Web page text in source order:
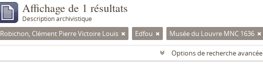
Affichage de 1 résultats
Description archivistique
Robichon, Clément Pierre Victoire Louis Edfou Musée du Louvre MNC 1636
Options de recherche avancée